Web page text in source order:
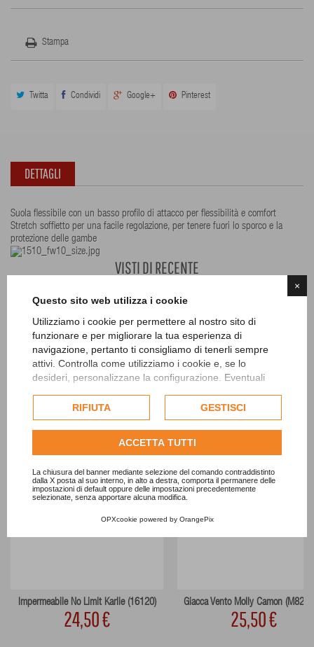
×
Questo sito web utilizza i cookie
Utilizziamo i cookie per permettere al nostro sito di
funzionare e per migliorare la tua esperienza di
navigazione, pertanto ti consigliamo di tenerli sempre
attivi. Controlla come utilizziamo i cookie e, se lo
desideri, personalizzane la configurazione. Eventuali
esclusivamente previa acquisizione del consenso
dell'utente.
Consulta l'informativa cookie completa.
RIFIUTA GESTISCI
ACCETTA TUTTI
La chiusura del banner mediante selezione del comando contraddistinto
dalla X posta al suo interno, in alto a destra, comporta il permanere delle
impostazioni di default oppure delle impostazioni precedentemente
selezionate, senza apportare alcuna modifica.
OPXcookie powered by OrangePix
Stampa
Twitta Condividi Google+ Pinterest
DETTAGLI
Suola flessibile con un basso profilo di attacco per flessibilità e comfort
Stretch soffietto per una facile regolazione, per tenere fuori lo sporco e la
protezione delle gambe
VISTI DI RECENTE
30 ALTRI PRODOTTI IN QUESTA CATEGORIA
Impermeabile No Limit Karlie (16120)
24,50 €
Giacca Vento Molly Camon
25,50 €